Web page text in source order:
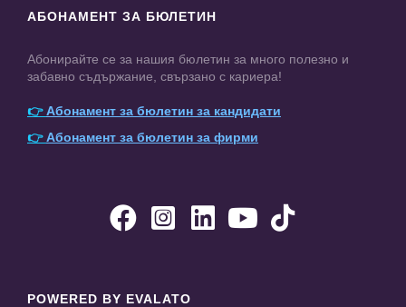
АБОНАМЕНТ ЗА БЮЛЕТИН
Абонирайте се за нашия бюлетин за много полезно и
забавно съдържание, свързано с кариера!
👉Абонамент за бюлетин за кандидати
👉Абонамент за бюлетин за фирми
    
POWERED BY EVALATO